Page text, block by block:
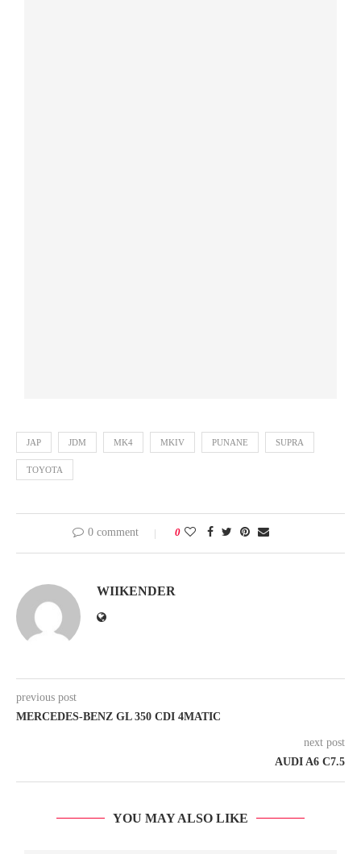
JAP JDM MK4 MKIV PUNANE SUPRA
TOYOTA
0 comment 0
WIIKENDER
previous post
MERCEDES-BENZ GL 350 CDI 4MATIC
next post
AUDI A6 C7.5
YOU MAY ALSO LIKE